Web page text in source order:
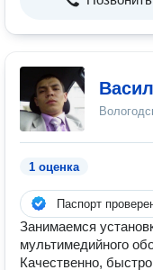
1 оценка
Паспорт
Занимаемся
мультимедийного
Качественно,